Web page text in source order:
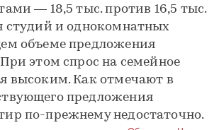
— 18,5 тыс. против 16,5 тыс.
студий и однокомнатных
объеме предложения
При этом спрос на семейное
высоким. Как отмечают в
предложения
по-прежнему недостаточно.